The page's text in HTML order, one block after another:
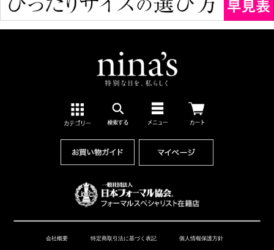
会社概要 特定商取引法に基づく表記 個人情報保護方針